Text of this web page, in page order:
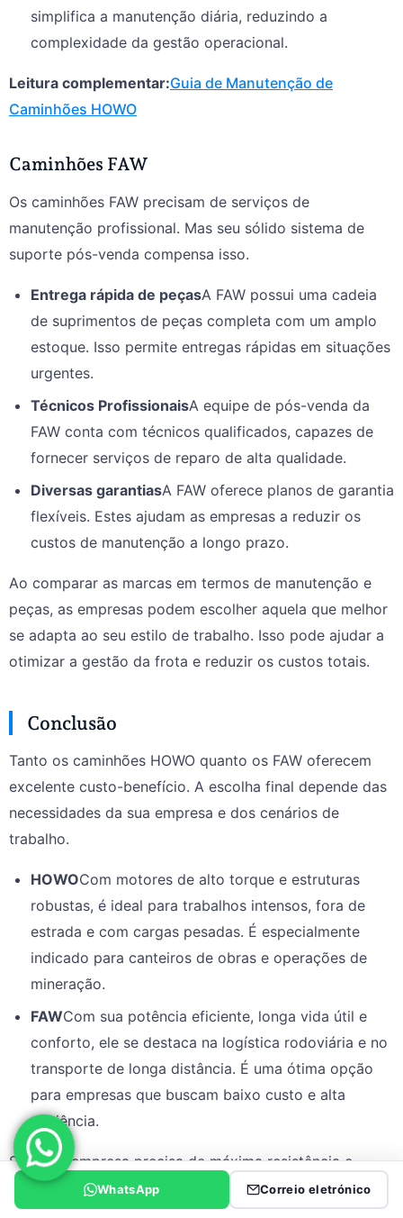
simplifica a manutenção diária, reduzindo a
complexidade da gestão operacional.
Leitura complementar:Guia de Manutenção de
Caminhões HOWO
Caminhões FAW
Os caminhões FAW precisam de serviços de
manutenção profissional. Mas seu sólido sistema de
suporte pós-venda compensa isso.
Entrega rápida de peçasA FAW possui uma cadeia
de suprimentos de peças completa com um amplo
estoque. Isso permite entregas rápidas em situações
urgentes.
Técnicos ProfissionaisA equipe de pós-venda da
FAW conta com técnicos qualificados, capazes de
fornecer serviços de reparo de alta qualidade.
Diversas garantiasA FAW oferece planos de garantia
flexíveis. Estes ajudam as empresas a reduzir os
custos de manutenção a longo prazo.
Ao comparar as marcas em termos de manutenção e
peças, as empresas podem escolher aquela que melhor
se adapta ao seu estilo de trabalho. Isso pode ajudar a
otimizar a gestão da frota e reduzir os custos totais.
Conclusão
Tanto os caminhões HOWO quanto os FAW oferecem
excelente custo-benefício. A escolha final depende das
necessidades da sua empresa e dos cenários de
trabalho.
HOWOCom motores de alto torque e estruturas
robustas, é ideal para trabalhos intensos, fora de
estrada e com cargas pesadas. É especialmente
indicado para canteiros de obras e operações de
mineração.
FAWCom sua potência eficiente, longa vida útil e
conforto, ele se destaca na logística rodoviária e no
transporte de longa distância. É uma ótima opção
para empresas que buscam baixo custo e alta
eficiência.
Se a sua empresa precisa de máxima resistência e
torque em condições adversas, a HOWO é a melhor
escolha. Se você prioriza eficiência em rodovias,
WhatsApp Correio eletrónico